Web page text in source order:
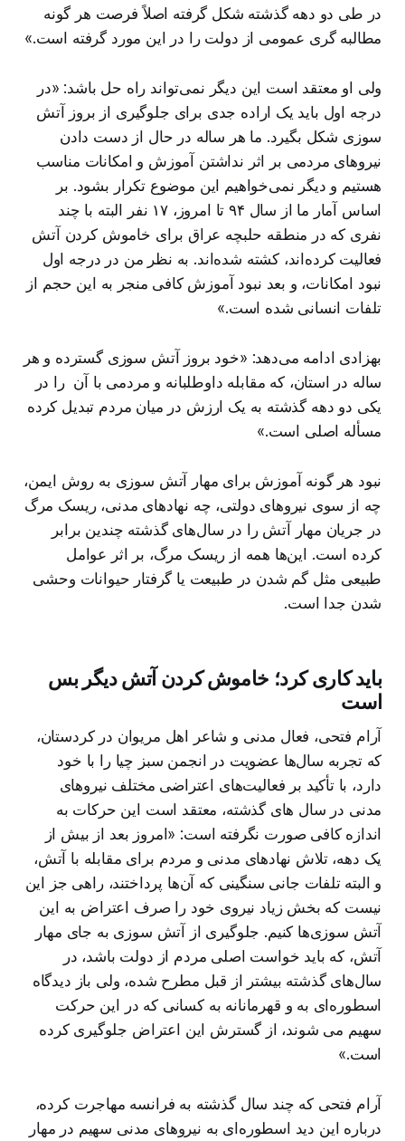
در طی دو دهه گذشته شکل گرفته اصلاً فرصت هر گونه
مطالبه گری عمومی از دولت را در این مورد گرفته است.»
ولی او معتقد است این دیگر نمی‌تواند راه حل باشد: «در
درجه اول باید یک اراده جدی برای جلوگیری از بروز آتش
سوزی شکل بگیرد. ما هر ساله در حال از دست دادن
نیروهای مردمی بر اثر نداشتن آموزش و امکانات مناسب
هستیم و دیگر نمی‌خواهیم این موضوع تکرار بشود. بر
اساس آمار ما از سال ۹۴ تا امروز، ۱۷ نفر البته با چند
نفری که در منطقه حلبچه عراق برای خاموش کردن آتش
فعالیت کرده‌اند، کشته شده‌اند. به نظر من در درجه اول
نبود امکانات، و بعد نبود آموزش کافی منجر به این حجم از
تلفات انسانی شده است.»
بهزادی ادامه می‌دهد:‌ «خود بروز آتش سوزی گسترده و هر
ساله در استان، که مقابله داوطلبانه و مردمی با آن را در
یکی دو دهه گذشته به یک ارزش در میان مردم تبدیل کرده
مسأله اصلی است.»
نبود هر گونه آموزش برای مهار آتش سوزی به روش ایمن،
چه از سوی نیروهای دولتی، چه نهادهای مدنی، ریسک مرگ
در جریان مهار آتش را در سال‌های گذشته چندین برابر
کرده است. این‌ها همه از ریسک مرگ، بر اثر عوامل
طبیعی مثل گم شدن در طبیعت یا گرفتار حیوانات وحشی
شدن جدا است.
باید کاری کرد؛ خاموش کردن آتش دیگر بس
است
آرام فتحی، فعال مدنی و شاعر اهل مریوان در کردستان،
که تجربه سال‌ها عضویت در انجمن سبز چیا را با خود
دارد، با تأکید بر فعالیت‌های اعتراضی مختلف نیروهای
مدنی در سال های گذشته، معتقد است این حرکات به
اندازه کافی صورت نگرفته است:‌ «امروز بعد از بیش از
یک دهه، تلاش نهادهای مدنی و مردم برای مقابله با آتش،
و البته تلفات جانی سنگینی که آن‌ها پرداختند، راهی جز این
نیست که بخش زیاد نیروی خود را صرف اعتراض به این
آتش سوزی‌ها کنیم. جلوگیری از آتش سوزی به جای مهار
آتش، که باید خواست اصلی مردم از دولت باشد، در
سال‌های گذشته بیشتر از قبل مطرح شده، ولی باز دیدگاه
اسطوره‌ای به و قهرمانانه به کسانی که در این حرکت
سهیم می شوند، از گسترش این اعتراض جلوگیری کرده
است.»
آرام فتحی که چند سال گذشته به فرانسه مهاجرت کرده،
درباره این دید اسطوره‌ای به نیروهای مدنی سهیم در مهار